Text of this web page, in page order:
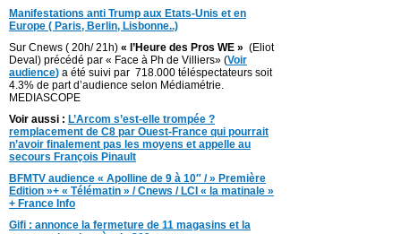
Manifestations anti Trump aux Etats-Unis et en
Europe ( Paris, Berlin, Lisbonne..)
Sur Cnews ( 20h/ 21h) « l’Heure des Pros WE » (Eliot
Deval) précédé par « Face à Ph de Villiers» (Voir
audience) a été suivi par 718.000 téléspectateurs soit
4.3% de part d’audience selon Médiamétrie.
MEDIASCOPE
Voir aussi : L’Arcom s’est-elle trompée ?
remplacement de C8 par Ouest-France qui pourrait
n’avoir finalement pas les moyens et appelle au
secours François Pinault
BFMTV audience « Apolline de 9 à 10″ / » Première
Edition »+ « Télématin » / Cnews / LCI « la matinale »
+ France Info
Gifi : annonce la fermeture de 11 magasins et la